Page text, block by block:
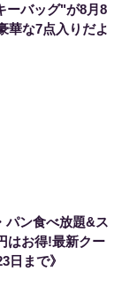
ーバッグ"が8月8
華な7点入りだよ
パン食べ放題&ス
はお得!最新クー
日まで》